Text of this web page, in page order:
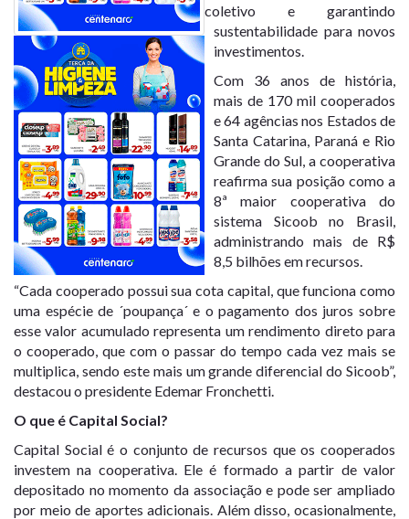
coletivo e garantindo
sustentabilidade para novos
investimentos.
Com 36 anos de história,
mais de 170 mil cooperados
e 64 agências nos Estados de
Santa Catarina, Paraná e Rio
Grande do Sul, a cooperativa
reafirma sua posição como a
8ª maior cooperativa do
sistema Sicoob no Brasil,
administrando mais de R$
8,5 bilhões em recursos.
“Cada cooperado possui sua cota capital, que funciona como
uma espécie de ´poupança´ e o pagamento dos juros sobre
esse valor acumulado representa um rendimento direto para
o cooperado, que com o passar do tempo cada vez mais se
multiplica, sendo este mais um grande diferencial do Sicoob”,
destacou o presidente Edemar Fronchetti.
O que é Capital Social?
Capital Social é o conjunto de recursos que os cooperados
investem na cooperativa. Ele é formado a partir de valor
depositado no momento da associação e pode ser ampliado
por meio de aportes adicionais. Além disso, ocasionalmente,